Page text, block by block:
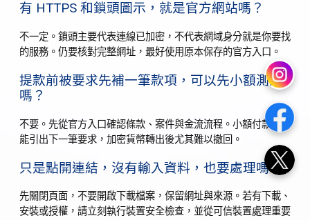
有 HTTPS 和鎖頭圖示，就是官方網站嗎？
不一定。鎖頭主要代表連線已加密，不代表網域身分就是你要找
的服務。仍要核對完整網址，最好使用原本保存的官方入口。
提款前被要求先補一筆款項，可以先小額測試
嗎？
不要。先從官方入口確認條款、案件與金流流程。小額付款也可
能引出下一筆要求，加密貨幣轉出後尤其難以撤回。
只是點開連結，沒有輸入資料，也要處理嗎？
先關閉頁面，不要開啟下載檔案，保留網址與來源。若有下載、
安裝或授權，請立刻執行裝置安全檢查，並從可信裝置處理重要